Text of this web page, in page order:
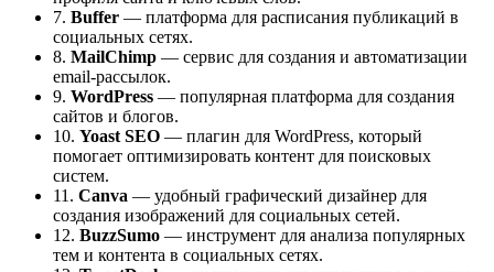
7. Buffer — платформа для расписания публикаций в
социальных сетях.
8. MailChimp — сервис для создания и автоматизации
email-рассылок.
9. WordPress — популярная платформа для создания
сайтов и блогов.
10. Yoast SEO — плагин для WordPress, который
помогает оптимизировать контент для поисковых
систем.
11. Canva — удобный графический дизайнер для
создания изображений для социальных сетей.
12. BuzzSumo — инструмент для анализа популярных
тем и контента в социальных сетях.